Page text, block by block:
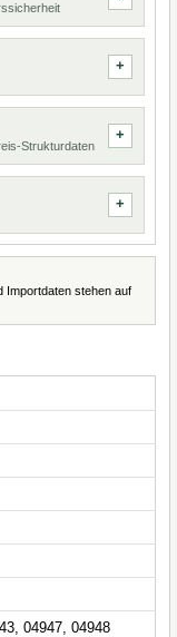
Strukturdaten
Importdaten stehen auf
04947, 04948